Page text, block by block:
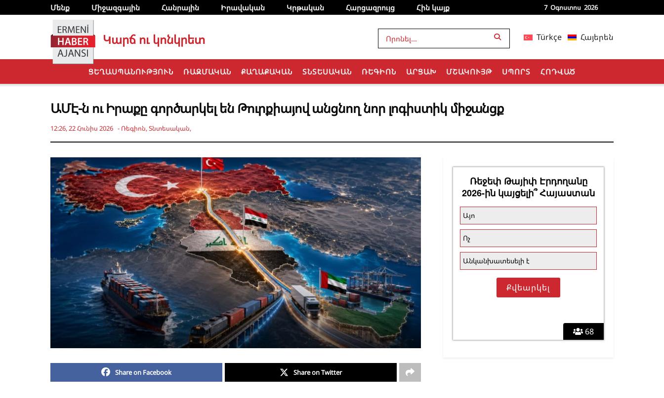
Մենք Միջազգային Հանրային Իրավական Կրթական Հարցազրույց Հին կայք 7 Օգոստոս 2026
Կարճ ու կոնկրետ Türkçe Հայերեն
ՑԵՂԱՍՊԱՆՈՒԹՅՈՒՆ ՌԱԶՄԱԿԱՆ ՔԱՂԱՔԱԿԱՆ ՏՆՏԵՍԱԿԱՆ ՌԵԳԻՈՆ ԱՐՑԱԽ ՄՇԱԿՈՒՅԹ ՍՊՈՐՏ ՀՈԴՎԱԾ
ԱՄԷ-ն ու Իրաքը գործարկել են Թուրքիայով անցնող նոր լոգիստիկ միջանցք
12:26, 22 Հունիս 2026 - Ռեգիոն,Տնտեսական,
Share on Facebook Share on Twitter
68
Ռեջեփ Թայիփ Էրդողանը
2026-ին կայցելի՞ Հայաստան
Այո
Ոչ
Անկանխատեսելի է